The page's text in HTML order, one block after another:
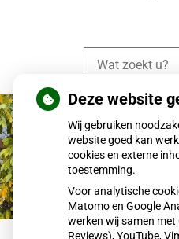
Deze website
Wij gebruiken
website goed kan
cookies en externe
toestemming.
Voor analytische
Matomo en Google
werken wij samen met
Reviews), YouTube,